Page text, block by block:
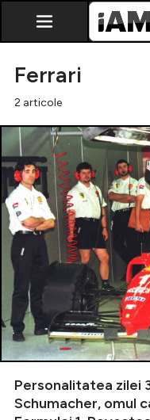
Exclusiv
Ferrari
2 articole
Personalitatea zilei
Schumacher, omul